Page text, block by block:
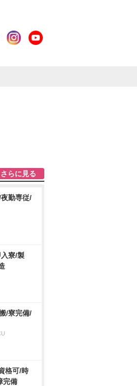
さらに見る
夜勤専従/
入寮/製
/寮完備/
格可/時
完備